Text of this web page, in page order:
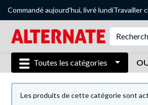
Commandé aujourd'hui, livré lundiTravailler
Toutes les catégories
Les produits de cette catégorie sont